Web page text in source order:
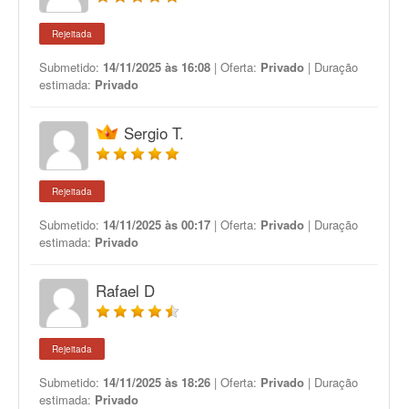
Rejeitada
Submetido: 14/11/2025 às 16:08 | Oferta: Privado | Duração
estimada: Privado
Sergio T.
Rejeitada
Submetido: 14/11/2025 às 00:17 | Oferta: Privado | Duração
estimada: Privado
Rafael D
Rejeitada
Submetido: 14/11/2025 às 18:26 | Oferta: Privado | Duração
estimada: Privado